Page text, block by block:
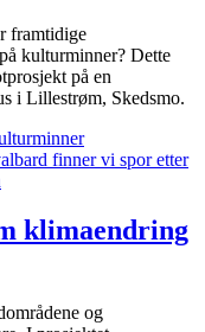
framtidige
kulturminner? Dette
på en
i Lillestrøm, Skedsmo.
klimaendring
og